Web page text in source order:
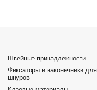
Швейные принадлежности
Фиксаторы и наконечники для
шнуров